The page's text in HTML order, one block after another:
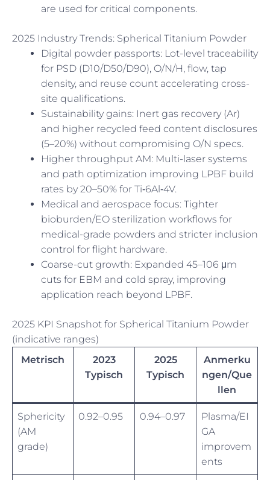
are used for critical components.
2025 Industry Trends: Spherical Titanium Powder
Digital powder passports: Lot-level traceability
for PSD (D10/D50/D90), O/N/H, flow, tap
density, and reuse count accelerating cross-
site qualifications.
Sustainability gains: Inert gas recovery (Ar)
and higher recycled feed content disclosures
(5–20%) without compromising O/N specs.
Higher throughput AM: Multi-laser systems
and path optimization improving LPBF build
rates by 20–50% for Ti‑6Al‑4V.
Medical and aerospace focus: Tighter
bioburden/EO sterilization workflows for
medical-grade powders and stricter inclusion
control for flight hardware.
Coarse-cut growth: Expanded 45–106 μm
cuts for EBM and cold spray, improving
application reach beyond LPBF.
2025 KPI Snapshot for Spherical Titanium Powder
(indicative ranges)
Metrisch
2023
Typisch
2025
Typisch
Anmerku
ngen/Que
llen
Sphericity
(AM
grade)
0.92–0.95 0.94–0.97
Plasma/EI
GA
improvem
ents